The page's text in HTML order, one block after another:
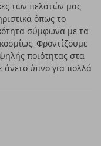
των πελατών μας.
όπως το
σύμφωνα με τα
Φροντίζουμε
ποιότητας στα
άνετο ύπνο για πολλά